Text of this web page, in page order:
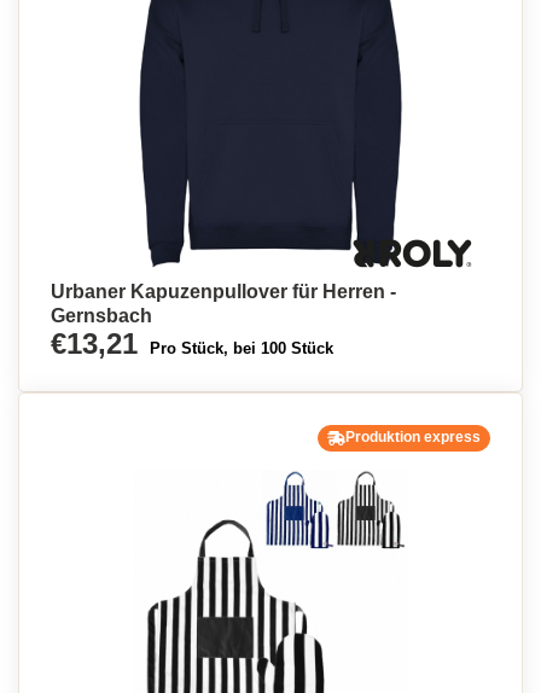
Urbaner Kapuzenpullover für Herren -
Gernsbach
€13,21 Pro Stück, bei 100 Stück
Produktion express